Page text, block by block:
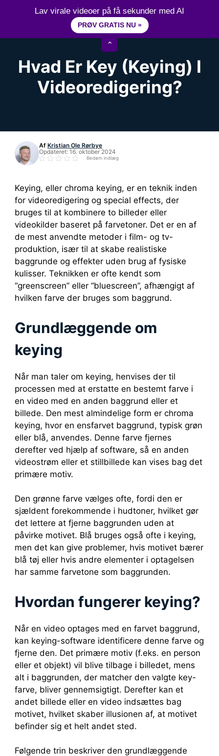
15+ år erfaring inden for videoredigering
Hvad Er Key (keying) I
Videoredigering?
Af Kristian Ole Rørbye
Opdateret: 16. oktober 2024
Bedøm indlæg
Keying, eller chroma keying, er en teknik inden
for videoredigering og special effects, der
bruges til at kombinere to billeder eller
videokilder baseret på farvetoner. Det er en af
de mest anvendte metoder i film- og tv-
produktion, især til at skabe realistiske
baggrunde og effekter uden brug af fysiske
kulisser. Teknikken er ofte kendt som
“greenscreen” eller “bluescreen”, afhængigt af
hvilken farve der bruges som baggrund.
Grundlæggende om
keying
Når man taler om keying, henvises der til
processen med at erstatte en bestemt farve i
en video med en anden baggrund eller et
billede. Den mest almindelige form er chroma
keying, hvor en ensfarvet baggrund, typisk grøn
eller blå, anvendes. Denne farve fjernes
derefter ved hjælp af software, så en anden
videostrøm eller et stillbillede kan vises bag det
primære motiv.
Den grønne farve vælges ofte, fordi den er
sjældent forekommende i hudtoner, hvilket gør
det lettere at fjerne baggrunden uden at
påvirke motivet. Blå bruges også ofte i keying,
men det kan give problemer, hvis motivet bærer
blå tøj eller hvis andre elementer i optagelsen
har samme farvetone som baggrunden.
Hvordan fungerer keying?
Når en video optages med en farvet baggrund,
kan keying-software identificere denne farve og
fjerne den. Det primære motiv (f.eks. en person
eller et objekt) vil blive tilbage i billedet, mens
alt i baggrunden, der matcher den valgte key-
farve, bliver gennemsigtigt. Derefter kan et
andet billede eller en video indsættes bag
motivet, hvilket skaber illusionen af, at motivet
befinder sig et helt andet sted.
Følgende trin beskriver den grundlæggende
Lav virale videoer på få sekunder med AI
PRØV GRATIS NU »
⌃